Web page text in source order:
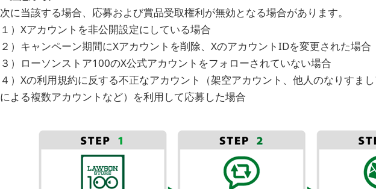
次に当該する場合、応募および賞品受取権利が無効となる場合があります。
１）Xアカウントを非公開設定にしている場合
２）キャンペーン期間にXアカウントを削除、XのアカウントIDを変更された場合
３）ローソンストア100のX公式アカウントをフォローされていない場合
４）Xの利用規約に反する不正なアカウント（架空アカウント、他人のなりすま
による複数アカウントなど）を利用して応募した場合